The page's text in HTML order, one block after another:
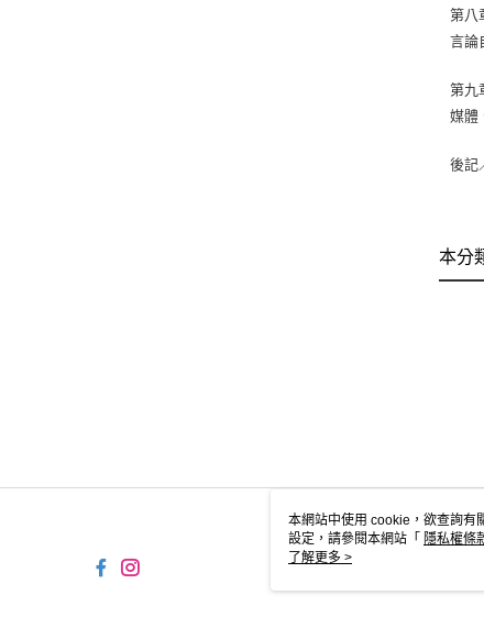
第八
言論
第九
媒體
後記
本分
本網站中使用 cookie，欲查詢有
設定，請參閱本網站「 隱私權條
使用 cookie。
了解更多 >